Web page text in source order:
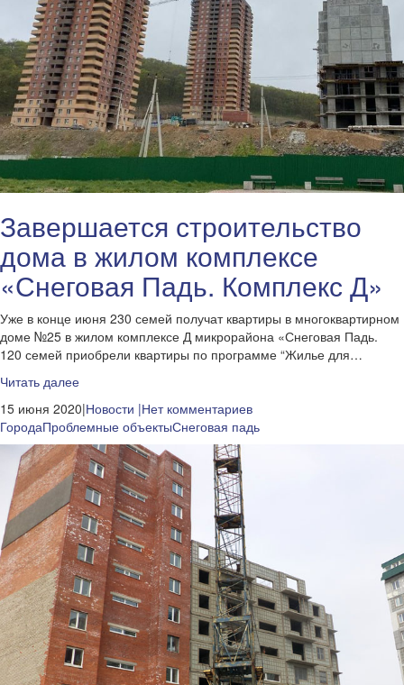
Завершается строительство
дома в жилом комплексе
«Снеговая Падь. Комплекс Д»
Уже в конце июня 230 семей получат квартиры в многоквартирном
доме №25 в жилом комплексе Д микрорайона «Снеговая Падь.
120 семей приобрели квартиры по программе “Жилье для…
Читать далее
15 июня 2020|Новости |Нет комментариев
ГородаПроблемные объектыСнеговая падь